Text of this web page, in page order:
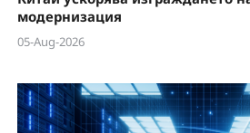
модернизация
05-Aug-2026